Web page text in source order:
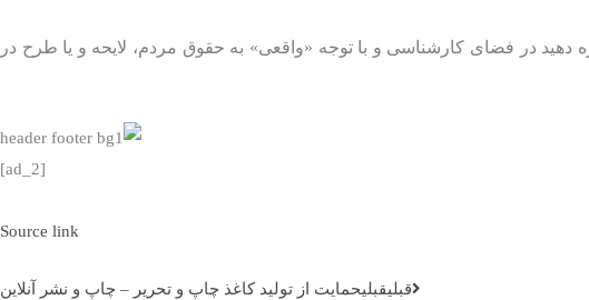
در فضای کارشناسی و با توجه «واقعی» به حقوق مردم، لایحه و یا طرح در
[ad_2]
Source link
قبليقبلیحمایت از تولید کاغذ چاپ و تحریر – چاپ و نشر آنلاین